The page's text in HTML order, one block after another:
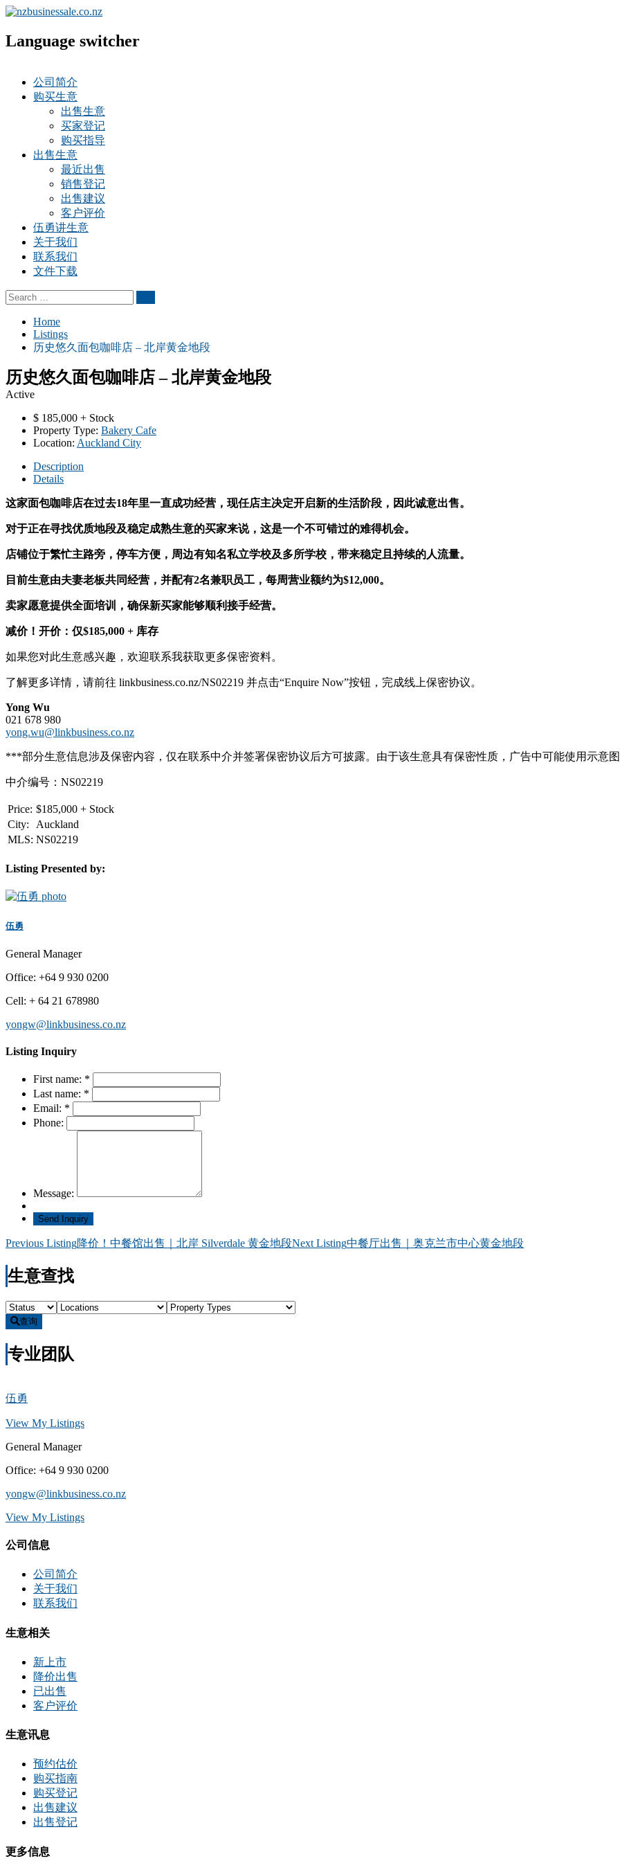
Language switcher
公司简介
购买生意
出售生意
买家登记
购买指导
出售生意
最近出售
销售登记
出售建议
客户评价
伍勇讲生意
关于我们
联系我们
文件下载
Search
for:
Home
Listings
历史悠久面包咖啡店 – 北岸黄金地段
历史悠久面包咖啡店 – 北岸黄金地段
Active
$ 185,000 + Stock
Property Type: Bakery Cafe
Location: Auckland City
Description
Details
这家面包咖啡店在过去18年里一直成功经营，现任店主决定开启新的生活阶段，因此诚意出售。
对于正在寻找优质地段及稳定成熟生意的买家来说，这是一个不可错过的难得机会。
店铺位于繁忙主路旁，停车方便，周边有知名私立学校及多所学校，带来稳定且持续的人流量。
目前生意由夫妻老板共同经营，并配有2名兼职员工，每周营业额约为$12,000。
卖家愿意提供全面培训，确保新买家能够顺利接手经营。
减价！开价：仅$185,000 + 库存
如果您对此生意感兴趣，欢迎联系我获取更多保密资料。
了解更多详情，请前往 linkbusiness.co.nz/NS02219 并点击“Enquire Now”按钮，完成线上保密协议。
Yong Wu
021 678 980
yong.wu@linkbusiness.co.nz
***部分生意信息涉及保密内容，仅在联系中介并签署保密协议后方可披露。由于该生意具有保密性质，广告中可能使用示意图
中介编号：NS02219
Price: $185,000 + Stock
City:
Auckland
MLS: NS02219
Listing Presented by:
伍勇
General Manager
Office: +64 9 930 0200
Cell: + 64 21 678980
yongw@linkbusiness.co.nz
Listing Inquiry
First name: *
Last name: *
Email: *
Phone:
Message:
Listing
navigation
Previous Listing降价！中餐馆出售｜北岸 Silverdale 黄金地段Next Listing中餐厅出售｜奥克兰市中心黄金地段
生意查找
查询
专业团队
伍勇
View My Listings
General Manager
Office: +64 9 930 0200
yongw@linkbusiness.co.nz
View My Listings
公司信息
公司简介
关于我们
联系我们
生意相关
新上市
降价出售
已出售
客户评价
生意讯息
预约估价
购买指南
购买登记
出售建议
出售登记
更多信息